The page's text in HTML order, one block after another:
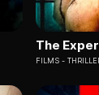
The
FILMS